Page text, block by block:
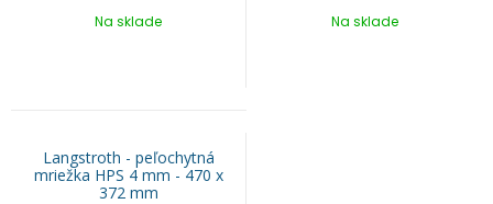
Na sklade Na sklade
Langstroth - peľochytná
mriežka HPS 4 mm - 470 x
372 mm